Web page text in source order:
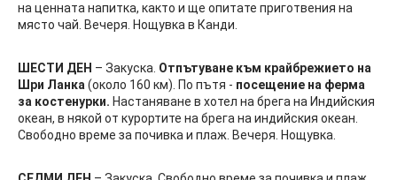
на ценната напитка, както и ще опитате приготвения на
място чай. Вечеря. Нощувка в Канди.
ШЕСТИ ДЕН – Закуска. Отпътуване към крайбрежието на
Шри Ланка (около 160 км). По пътя - посещение на ферма
за костенурки. Настаняване в хотел на брега на Индийския
океан, в някой от курортите на брега на индийския океан.
Свободно време за почивка и плаж. Вечеря. Нощувка.